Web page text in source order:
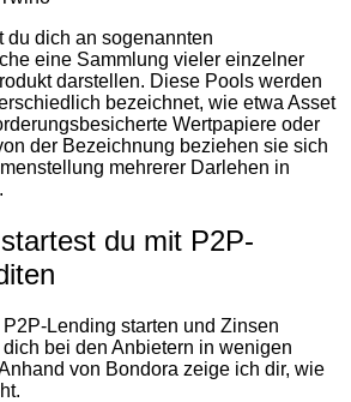
du dich an sogenannten
eine Sammlung vieler einzelner
darstellen. Diese Pools werden
bezeichnet, wie etwa Asset
Wertpapiere oder
der Bezeichnung beziehen sie sich
mehrerer Darlehen in
du mit P2P-
Lending starten und Zinsen
bei den Anbietern in wenigen
von Bondora zeige ich dir, wie